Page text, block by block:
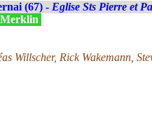
(67) - Eglise Sts Pierre et
Merklin
Willscher, Rick Wakemann,